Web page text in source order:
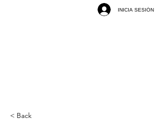
INICIA SESIÓN
< Back